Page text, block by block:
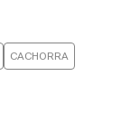
CACHORRA